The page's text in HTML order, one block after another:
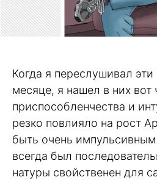
Когда я переслушивал
месяце, я нашел в них вот
приспособленчества и
резко повлияло на рост
быть очень
всегда был
натуры свойственен для